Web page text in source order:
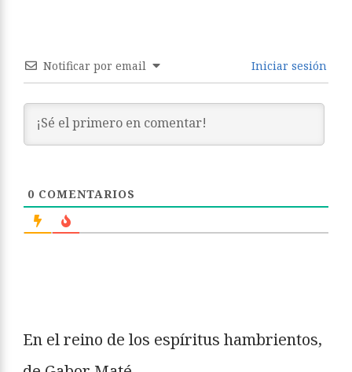
Notificar por email Iniciar sesión
0 COMENTARIOS
En el reino de los espíritus hambrientos,